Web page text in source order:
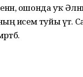
ошонда уҡ
исем туйы үтә.